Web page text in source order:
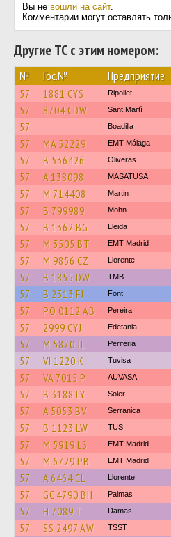
Вы не вошли на сайт.
Комментарии могут оставлять
Другие ТС с этим номером:
№ Гос.№ Предприятие
57 1881 CYS Ripollet
57 8704 CDW Sant Martì
57 Boadilla
57 MA 52229 EMT Málaga
57 B 536426 Oliveras
57 A 138098 MASATUSA
57 M 714408 Martin
57 B 799989 Mohn
57 B 1362 BG Lleida
57 M 3505 BT EMT Madrid
57 M 9856 CZ Llorente
57 B 1855 DW TMB
57 B 2313 FJ Font
57 PO 0112 AB Pereira
57 2999 CYJ Edetania
57 M 5870 JL Periferia
57 VI 1220 K Tuvisa
57 VA 7015 P AUVASA
57 B 3188 LY Soler
57 A 5053 BV Serranica
57 B 1123 LW TUS
57 M 5919 LS EMT Madrid
57 M 6729 PB EMT Madrid
57 A 6464 CL Llorente
57 GC 4790 BH Palmas
57 H 7089 T Damas
57 SS 2497 AW TSST